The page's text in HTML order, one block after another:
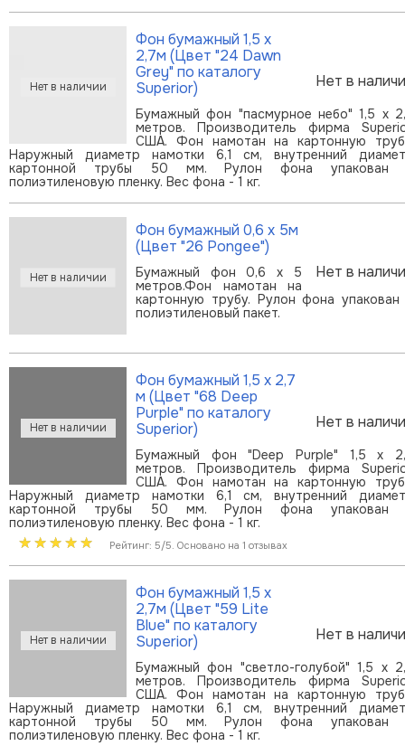
Нет в
Фон бумажный 1,5 х
2,7м (Цвет "24 Dawn
Grey" по каталогу
Superior)
Бумажный фон "пасмурное небо" 1,5 х
метров. Производитель фирма
США. Фон намотан на картонную
Наружный диаметр намотки 6,1 см, внутренний
картонной трубы 50 мм. Рулон фона упакован
полиэтиленовую пленку. Вес фона - 1 кг.
Нет в
Фон бумажный 0,6 х 5м
(Цвет "26 Pongee")
Бумажный фон 0,6 х 5
метров.Фон намотан на
картонную трубу. Рулон фона упакован
полиэтиленовый пакет.
Нет в
Фон бумажный 1,5 х 2,7
м (Цвет "68 Deep
Purple" по каталогу
Superior)
Бумажный фон "Deep Purple" 1,5 х
метров. Производитель фирма
США. Фон намотан на картонную
Наружный диаметр намотки 6,1 см, внутренний
картонной трубы 50 мм. Рулон фона упакован
полиэтиленовую пленку. Вес фона - 1 кг.
Рейтинг: 5/5. Основано на 1 отзывах
Нет в
Фон бумажный 1,5 х
2,7м (Цвет "59 Lite
Blue" по каталогу
Superior)
Бумажный фон "светло-голубой" 1,5 х
метров. Производитель фирма
США. Фон намотан на картонную
Наружный диаметр намотки 6,1 см, внутренний
картонной трубы 50 мм. Рулон фона упакован
полиэтиленовую пленку. Вес фона - 1 кг.